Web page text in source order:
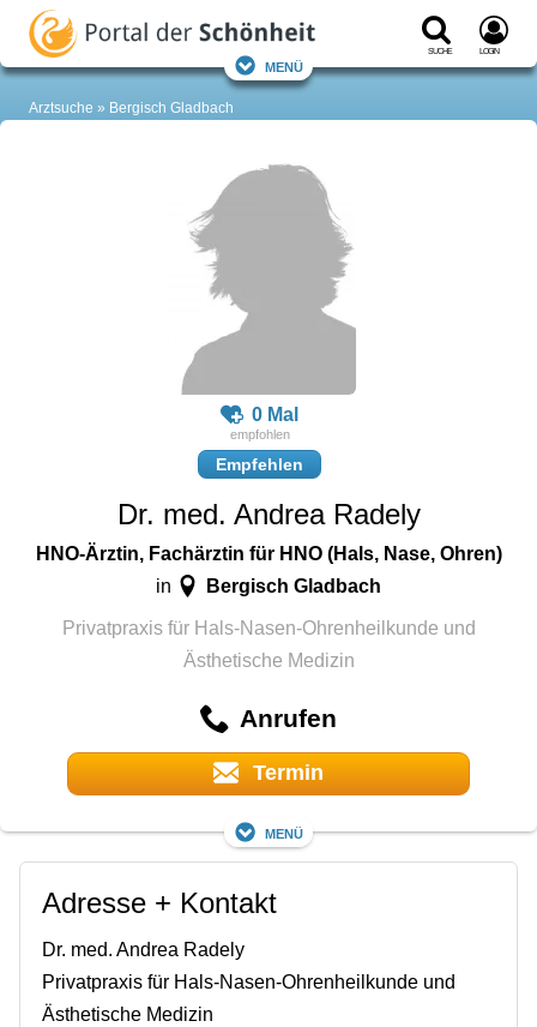
Suche Login
Menü
Arztsuche Bergisch Gladbach
0 Mal
Empfehlen
Dr. med. Andrea Radely
HNO-Ärztin, Fachärztin für HNO (Hals, Nase, Ohren)
in Bergisch Gladbach
Privatpraxis für Hals-Nasen-Ohrenheilkunde und
Ästhetische Medizin
Anrufen
Termin
Menü
Adresse + Kontakt
Dr. med. Andrea Radely
Privatpraxis für Hals-Nasen-Ohrenheilkunde und
Ästhetische Medizin